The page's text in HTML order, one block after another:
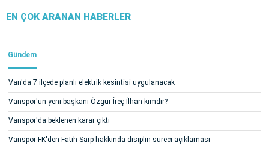
EN ÇOK ARANAN HABERLER
Gündem
Van'da 7 ilçede planlı elektrik kesintisi uygulanacak
Vanspor'un yeni başkanı Özgür İreç İlhan kimdir?
Vanspor'da beklenen karar çıktı
Vanspor FK'den Fatih Sarp hakkında disiplin süreci açıklaması